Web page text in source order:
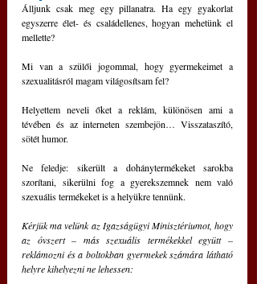
Álljunk csak meg egy pillanatra. Ha egy gyakorlat
egyszerre élet- és családellenes, hogyan mehetünk el
mellette?
Mi van a szülői jogommal, hogy gyermekeimet a
szexualitásról magam világosítsam fel?
Helyettem neveli őket a reklám, különösen ami a
tévében és az interneten szembejön… Visszataszító,
sötét humor.
Ne feledje: sikerült a dohánytermékeket sarokba
szorítani, sikerülni fog a gyerekszemnek nem való
szexuális termékeket is a helyükre tennünk.
Kérjük ma velünk az Igazságügyi Minisztériumot, hogy
az óvszert – más szexuális termékekkel együtt –
reklámozni és a boltokban gyermekek számára látható
helyre kihelyezni ne lehessen: